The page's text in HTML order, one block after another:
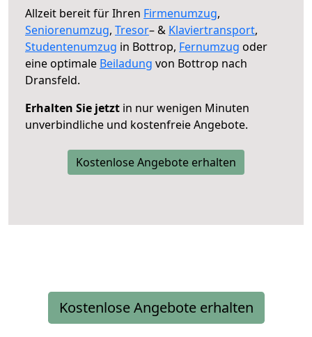
Allzeit bereit für Ihren Firmenumzug,
Seniorenumzug, Tresor– & Klaviertransport,
Studentenumzug in Bottrop, Fernumzug oder
eine optimale Beiladung von Bottrop nach
Dransfeld.
Erhalten Sie jetzt in nur wenigen Minuten
unverbindliche und kostenfreie Angebote.
Kostenlose Angebote erhalten
Kostenlose Angebote erhalten